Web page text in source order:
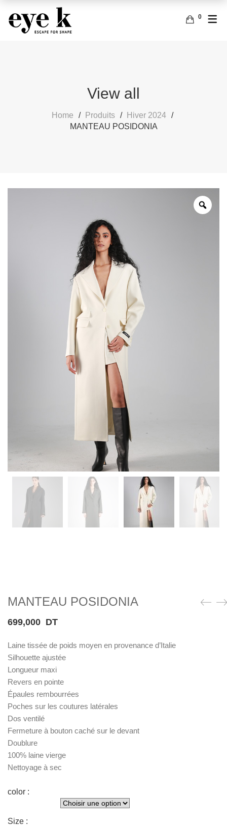
0
View all
Home Produits
Hiver 2024
MANTEAU POSIDONIA
MANTEAU POSIDONIA
699,000 DT
Laine tissée de poids moyen en provenance d’Italie
Silhouette ajustée
Longueur maxi
Revers en pointe
Épaules rembourrées
Poches sur les coutures latérales
Dos ventilé
Fermeture à bouton caché sur le devant
Doublure
100% laine vierge
Nettoyage à sec
color :
Size :